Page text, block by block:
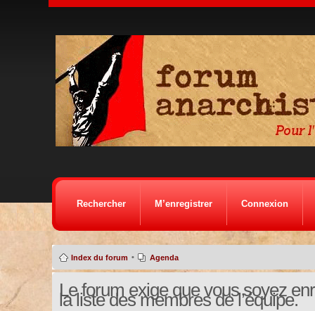
Rechercher M’enregistrer Connexion
Index du forum • Agenda
Le forum exige que vous soyez
la liste des membres de l’équipe.